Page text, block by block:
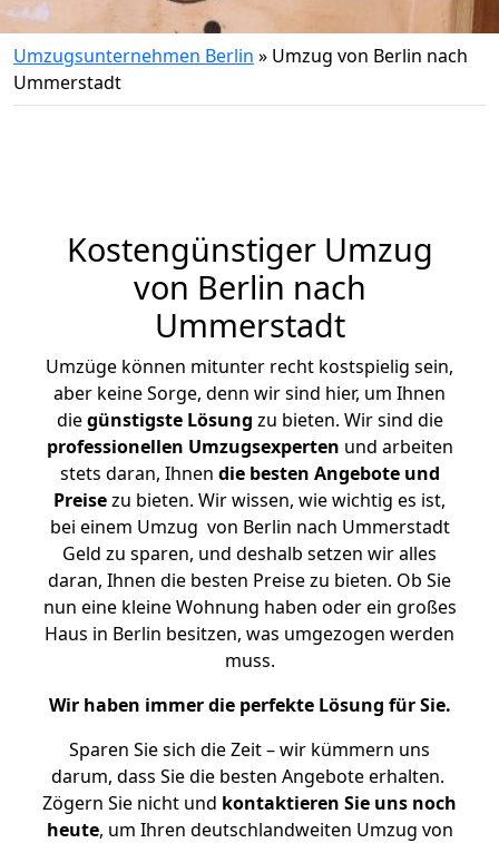
Umzugsunternehmen Berlin » Umzug von Berlin nach
Ummerstadt
Kostengünstiger Umzug
von Berlin nach
Ummerstadt
Umzüge können mitunter recht kostspielig sein,
aber keine Sorge, denn wir sind hier, um Ihnen
diegünstigste Lösung zu bieten. Wir sind die
professionellen Umzugsexperten und arbeiten
stets daran, Ihnen die besten Angebote und
Preisezu bieten. Wir wissen, wie wichtig es ist,
bei einem Umzug von Berlin nach Ummerstadt
Geld zu sparen, und deshalb setzen wir alles
daran, Ihnen die besten Preise zu bieten. Ob Sie
nun eine kleine Wohnung haben oder ein großes
Haus in Berlin besitzen, was umgezogen werden
muss.
Wir haben immer die perfekte Lösung für Sie.
Sparen Sie sich die Zeit – wir kümmern uns
darum, dass Sie die besten Angebote erhalten.
Zögern Sie nicht und kontaktieren Sie uns noch
heute, um Ihren deutschlandweiten Umzug von